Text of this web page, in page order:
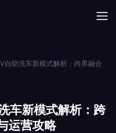
自助洗车新模式解析：跨界融合
车新模式解析：跨
运营攻略